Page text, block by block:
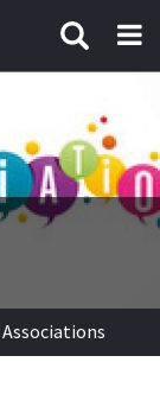
Associations